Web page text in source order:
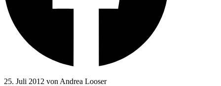
25. Juli 2012 von Andrea Looser